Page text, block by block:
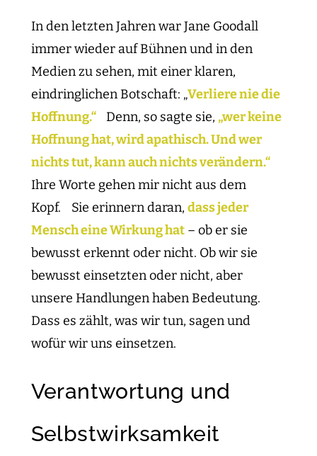
In den letzten Jahren war Jane Goodall
immer wieder auf Bühnen und in den
Medien zu sehen, mit einer klaren,
eindringlichen Botschaft: „Verliere nie die
Hoffnung.“ Denn, so sagte sie, „wer keine
Hoffnung hat, wird apathisch. Und wer
nichts tut, kann auch nichts verändern.“
Ihre Worte gehen mir nicht aus dem
Kopf. Sie erinnern daran, dass jeder
Mensch eine Wirkung hat– ob er sie
bewusst erkennt oder nicht. Ob wir sie
bewusst einsetzten oder nicht, aber
unsere Handlungen haben Bedeutung.
Dass es zählt, was wir tun, sagen und
wofür wir uns einsetzen.
Verantwortung und
Selbstwirksamkeit